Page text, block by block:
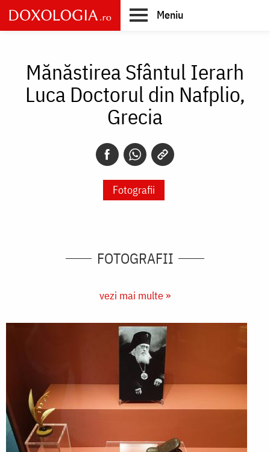
Skip
to
main
Meniu
Mănăstirea Sfântul Ierarh
Luca Doctorul din Nafplio,
Grecia
Fotografii
FOTOGRAFII
vezi mai multe »